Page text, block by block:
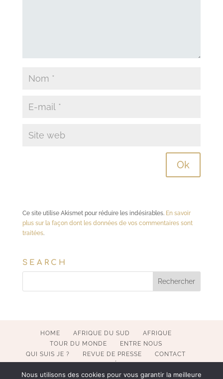
Ce site utilise Akismet pour réduire les indésirables. En savoir
plus sur la façon dont les données de vos commentaires sont
traitées.
SEARCH
HOME AFRIQUE DU SUD
AFRIQUE
TOUR DU MONDE
ENTRE NOUS
QUI SUIS JE ?
REVUE DE PRESSE
CONTACT
Nous utilisons des cookies pour vous garantir la meilleure